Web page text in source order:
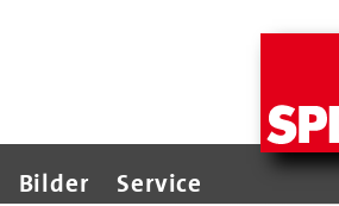
Bilder Service